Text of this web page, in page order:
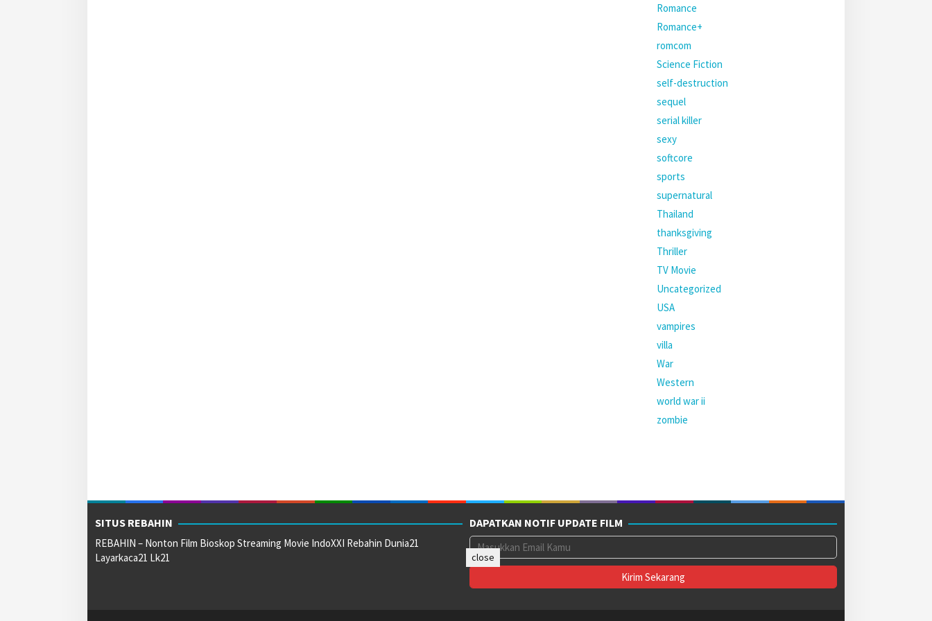
Romance
Romance+
romcom
Science Fiction
self-destruction
sequel
serial killer
sexy
softcore
sports
supernatural
Thailand
thanksgiving
Thriller
TV Movie
Uncategorized
USA
vampires
villa
War
Western
world war ii
zombie
SITUS REBAHIN
REBAHIN – Nonton Film Bioskop Streaming Movie IndoXXI Rebahin Dunia21
Layarkaca21 Lk21
DAPATKAN NOTIF UPDATE FILM
close